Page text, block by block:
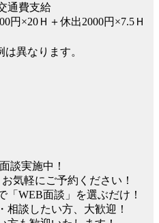
通費支給
円×20Ｈ＋休出2000円×7.5Ｈ
異なります。
談実施中！
気軽にご予約ください！
「WEB面談」を選ぶだけ！
相談したい方、大歓迎！